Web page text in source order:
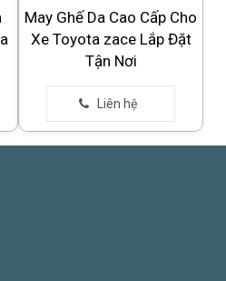
May Ghế Da Cao Cấp Cho
Xe Toyota zace Lắp Đặt
Tận Nơi